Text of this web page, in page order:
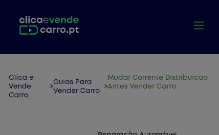
Clica e
Vende
Carro
>
Guias Para
Vender Carro
>
Mudar Corrente Distribuicao
Antes Vender Carro